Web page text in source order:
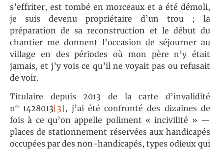
s’effriter, est tombé en morceaux et a été démoli,
je suis devenu propriétaire d’un trou ; la
préparation de sa reconstruction et le début du
chantier me donnent l’occasion de séjourner au
village en des périodes où mon père n’y était
jamais, et j’y vois ce qu’il ne voyait pas ou refusait
de voir.
Titulaire depuis 2013 de la carte d’invalidité
no 1428013[3], j’ai été confronté des dizaines de
fois à ce qu’on appelle poliment « incivilité » —
places de stationnement réservées aux handicapés
occupées par des non-handicapés, types odieux qui